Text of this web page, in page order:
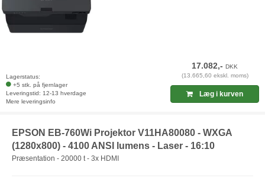
Lagerstatus:
+5 stk. på fjernlager
Leveringstid: 12-13 hverdage
Mere leveringsinfo
17.082,-DKK
(13.665,60 ekskl. moms)
Læg i kurven
EPSON EB-760Wi Projektor V11HA80080 - WXGA
(1280x800) - 4100 ANSI lumens - Laser - 16:10
Præsentation - 20000 t - 3x HDMI